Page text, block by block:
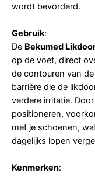
wordt bevorderd.
Gebruik:
De Bekumed
op de voet, direct
de contouren van
barrière die de
verdere irritatie.
positioneren,
met je schoenen,
dagelijks lopen
Kenmerken: